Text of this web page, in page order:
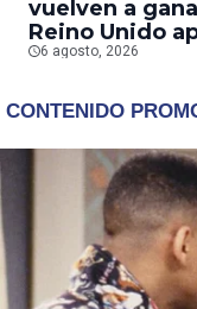
vuelven a
Reino Unido
la fusión entre
6 agosto, 2026